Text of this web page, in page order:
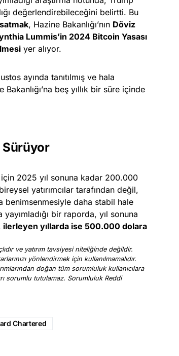
değerlendirebileceğini belirtti. Bu
, Hazine Bakanlığı’nın Döviz
Lummis’in 2024 Bitcoin Yasası
yer alıyor.
ayında tanıtılmış ve hala
beş yıllık bir süre içinde
2025 yıl sonuna kadar 200.000
yatırımcılar tarafından değil,
benimsenmesiyle daha stabil hale
bir raporda, yıl sonuna
ilerleyen yıllarda ise 500.000 dolara
ve yatırım tavsiyesi niteliğinde değildir.
yönlendirmek için kullanılmamalıdır.
doğan tüm sorumluluk kullanıcılara
sorumlu tutulamaz. Sorumluluk Reddi
Chartered